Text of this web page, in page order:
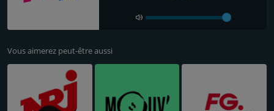
Vous aimerez peut-être aussi